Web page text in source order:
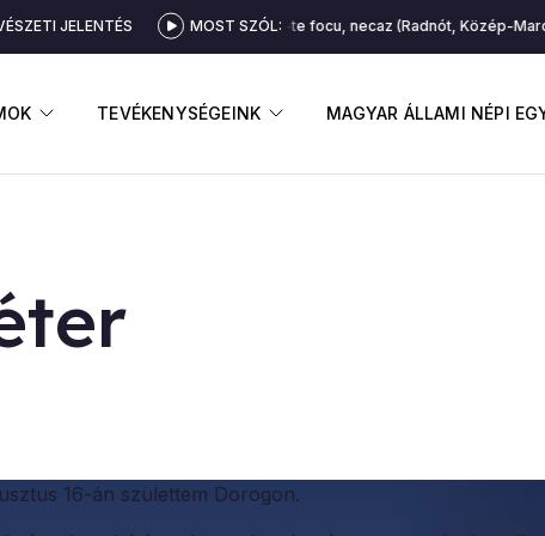
ALMENÜ MEGNYITÁSA
TEVÉKENYSÉGEINK ALMENÜ MEGNYITÁSA
MAGYAR ÁLLAMI NÉPI
JELENTÉS MOST SZÓL:
Cîntec: Arză-te focu, necaz (Radnót, Közép-Maros
16-án születtem Dorogon.